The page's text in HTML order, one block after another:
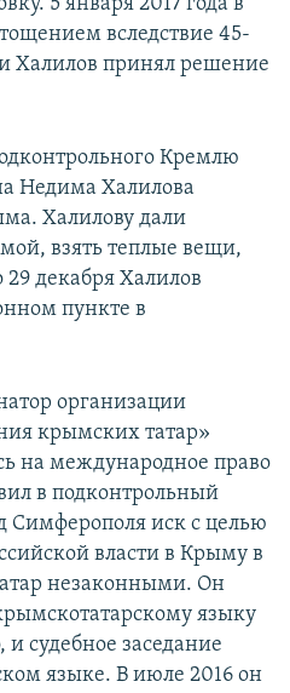
5 января 2017 года в
вследствие 45-
Халилов принял решение
Кремлю
Недима Халилова
Халилову дали
взять теплые вещи,
декабря Халилов
пункте в
организации
крымских татар»
на международное право
в подконтрольный
Симферополя иск с целью
власти в Крыму в
незаконными. Он
языку
и судебное заседание
языке. В июле 2016 он